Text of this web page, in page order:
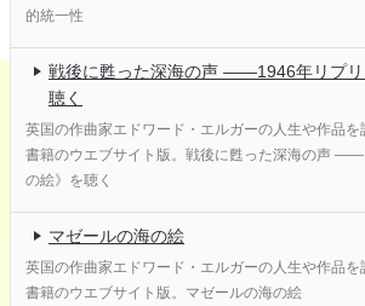
的統一性
戦後に甦った深海の声 ――1946年リプリ
聴く
英国の作曲家エドワード・エルガーの人生や作品
書籍のウエブサイト版。戦後に甦った深海の声
の絵》を聴く
マゼールの海の絵
英国の作曲家エドワード・エルガーの人生や作品
書籍のウエブサイト版。マゼールの海の絵